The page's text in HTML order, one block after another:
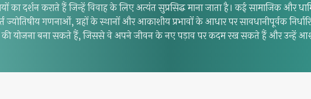
दर्शन कराते हैं जिन्हें विवाह के लिए अत्यंत सुप्रसिद्ध माना जाता है। कई सामाजिक और
ज्योतिषीय गणनाओं, ग्रहों के स्थानों और आकाशीय प्रभावों के आधार पर सावधानीपूर्वक
की योजना बना सकते हैं, जिससे वे अपने जीवन के नए पड़ाव पर कदम रख सकते हैं और उन्हें